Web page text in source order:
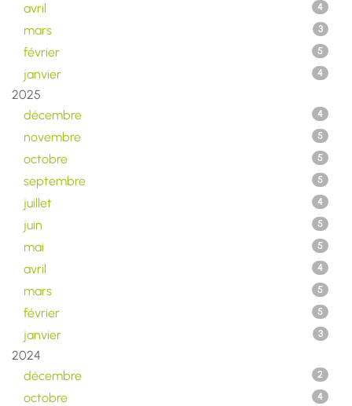
avril 4
mars 3
février 5
janvier 4
2025
décembre
4
novembre 5
octobre 5
septembre 5
juillet 4
juin 5
mai 5
avril 4
mars 5
février 5
janvier 3
2024
décembre
2
octobre 4